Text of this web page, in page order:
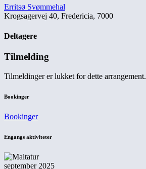
Erritsø Svømmehal
Krogsagervej 40, Fredericia, 7000
Deltagere
Tilmelding
Tilmeldinger er lukket for dette arrangement.
Bookinger
Bookinger
Engangs aktiviteter